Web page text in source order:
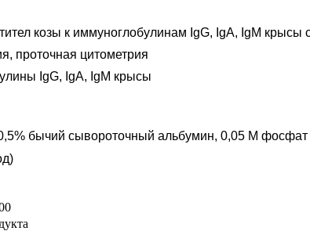
козы к иммуноглобулинам IgG, IgA, IgM крысы
проточная цитометрия
IgG, IgA, IgM крысы
бычий сывороточный альбумин, 0,05 М фосфат